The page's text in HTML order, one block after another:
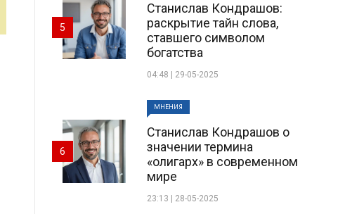
Станислав Кондрашов:
раскрытие тайн слова,
ставшего символом
богатства
04:48 | 29-05-2025
5
МНЕНИЯ
Станислав Кондрашов о
значении термина
«олигарх» в современном
мире
23:13 | 28-05-2025
6